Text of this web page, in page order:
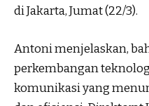
di Jakarta, Jumat (22/3).
Antoni menjelaskan,
perkembangan
komunikasi yang